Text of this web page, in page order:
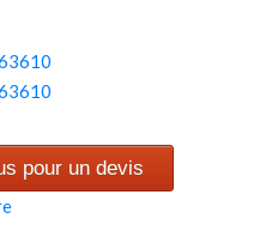
pour un devis